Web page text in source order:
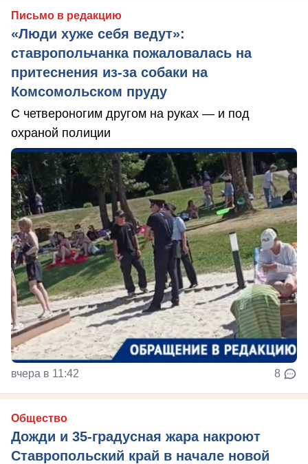
Письмо в редакцию
«Люди хуже себя ведут»:
ставропольчанка пожаловалась на
притеснения из-за собаки на
Комсомольском пруду
С четвероногим другом на руках — и под
охраной полиции
вчера в 11:42 8
Общество
Дожди и 35-градусная жара накроют
Ставропольский край в начале новой